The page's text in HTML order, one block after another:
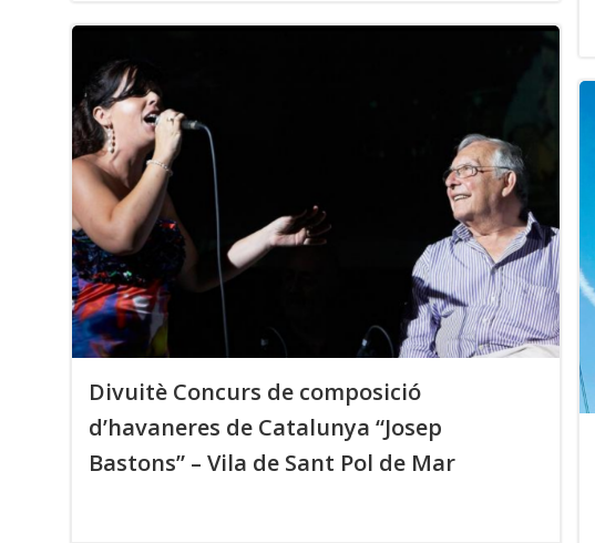
Divuitè Concurs de composició
d’havaneres de Catalunya “Josep
Bastons” – Vila de Sant Pol de Mar